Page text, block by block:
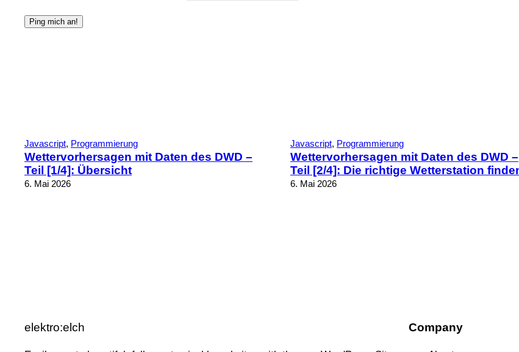
Javascript, Programmierung
Wettervorhersagen mit Daten des DWD –
Teil [1/4]: Übersicht
6. Mai 2026
Javascript, Programmierung
Wettervorhersagen mit Daten des DWD –
Teil [2/4]: Die richtige Wetterstation
6. Mai 2026
elektro:elch Company